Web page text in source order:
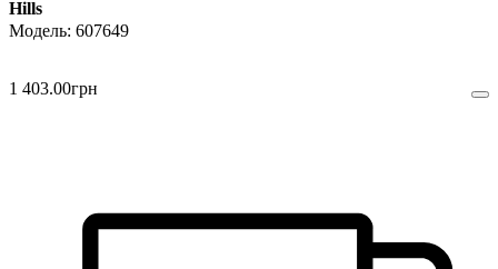
Hills
607649
1 403.00грн